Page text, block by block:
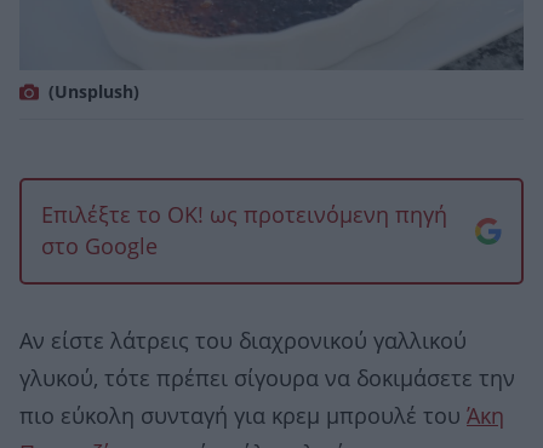
(Unsplush)
Επιλέξτε το OK! ως προτεινόμενη πηγή
στο Google
Αν είστε λάτρεις του διαχρονικού γαλλικού
γλυκού, τότε πρέπει σίγουρα να δοκιμάσετε την
πιο εύκολη συνταγή για κρεμ μπρουλέ του Άκη